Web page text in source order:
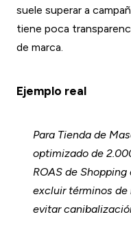
suele superar a
tiene poca
de marca.
Ejemplo real
Para Tienda de
optimizado de
ROAS de
excluir términos
evitar